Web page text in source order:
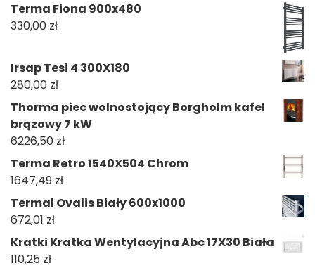
Terma Fiona 900x480
330,00 zł
Irsap Tesi 4 300X180
280,00 zł
Thorma piec wolnostojący Borgholm kafel
brązowy 7 kW
6226,50 zł
Terma Retro 1540X504 Chrom
1647,49 zł
Termal Ovalis Biały 600x1000
672,01 zł
Kratki Kratka Wentylacyjna Abc 17X30 Biała
110,25 zł